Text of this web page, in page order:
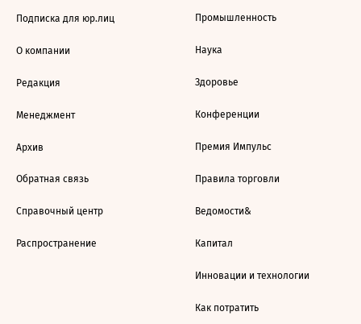
Подписка для юр.лиц
О компании
Редакция
Менеджмент
Архив
Обратная связь
Справочный центр
Распространение
Промышленность
Наука
Здоровье
Конференции
Премия Импульс
Правила торговли
Ведомости&
Капитал
Инновации и технологии
Как потратить